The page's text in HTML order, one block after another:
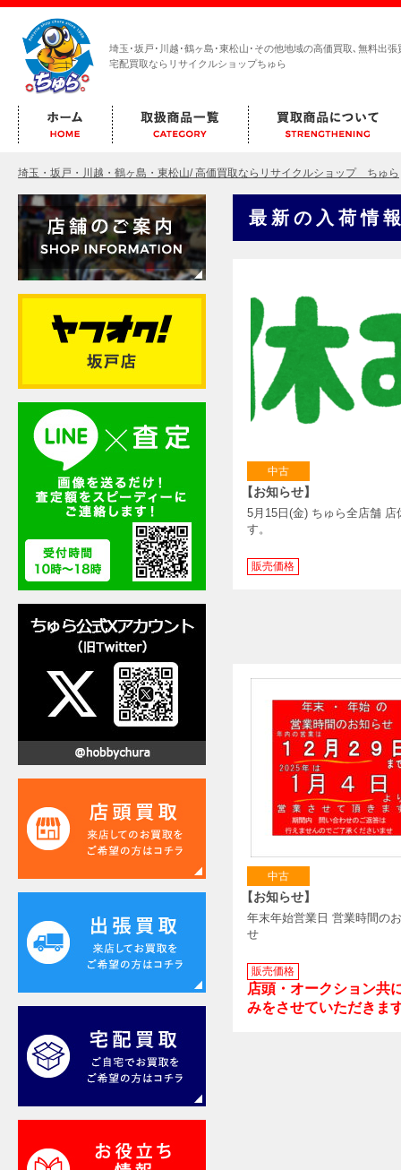
埼玉･坂戸･川越･鶴ヶ島･東松山･その他地域の高価買取､無料出張
宅配買取ならリサイクルショップちゅら
埼玉・坂戸・川越・鶴ヶ島・東松山/ 高価買取ならリサイクルショップ ちゅら
最新の入荷情
中古
【お知らせ】
5月15日(金) ちゅら全店舗 店
す。
販売価格
中古
【お知らせ】
年末年始営業日 営業時間の
せ
販売価格
店頭・オークション共
みをさせていただきま